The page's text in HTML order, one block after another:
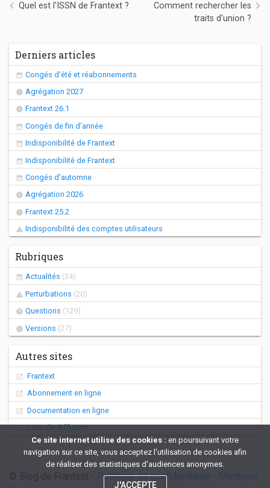
Ce site internet utilise des cookies : en poursuivant votre
navigation sur ce site, vous acceptez l'utilisation de cookies afin
de réaliser des statistiques d'audiences anonymes.
J'ACCEPTE
Navigation de l’article
Quel est l'ISSN de Frantext ?
Comment rechercher les
traits d'union ?
Derniers articles
Congés d'été et réabonnements
Agrégation 2027
Frantext 26.1
Congés de fin d'année
Indisponibilité de Frantext
Indisponibilité de Frantext
Congés d'automne
Agrégation 2026
Frantext 25.2
Indisponibilité des comptes utilisateurs
Rubriques
Actualités (34)
Perturbations (20)
Questions (129)
Versions (27)
Autres sites
Frantext
Abonnement en ligne
Documentation en ligne
Liste de diffusion
Politique de confidentialité